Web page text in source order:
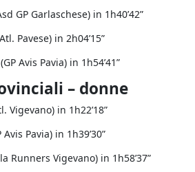
GP Garlaschese) in 1h40’42”
Pavese) in 2h04’15”
Avis Pavia) in 1h54’41”
– donne
Vigevano) in 1h22’18”
Avis Pavia) in 1h39’30”
Runners Vigevano) in 1h58’37”